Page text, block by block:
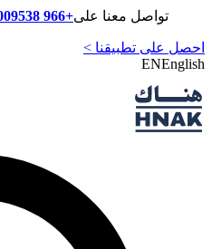
تواصل معنا على+966 920009538
احصل على تطبيقنا >
ENEnglish